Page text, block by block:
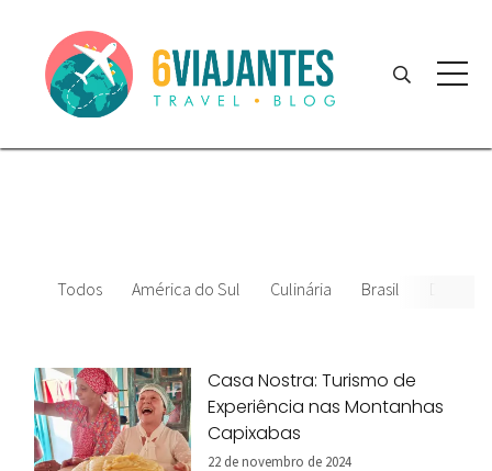
Todos América do Sul Culinária Brasil
Casa Nostra: Turismo de
Experiência nas Montanhas
Capixabas
22 de novembro de 2024